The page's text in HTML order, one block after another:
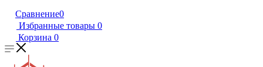
Сравнение0
Избранные товары 0
Корзина 0